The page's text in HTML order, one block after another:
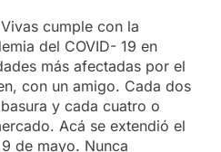
cumple con la
del COVID- 19 en
más afectadas por el
con un amigo. Cada dos
y cada cuatro o
Acá se extendió el
de mayo. Nunca